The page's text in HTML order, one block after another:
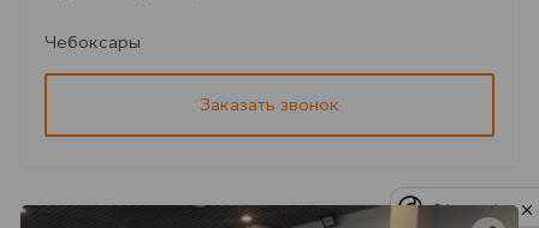
Чебоксары
Заказать звонок
Privacy notice